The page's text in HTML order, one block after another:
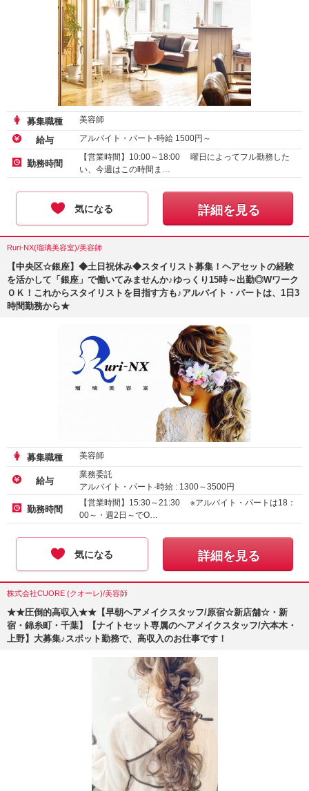
募集職種 美容師
給与 アルバイト・パート-時給 1500円～
勤務時間
【営業時間】10:00～18:00 曜日によってフル勤務した
い、今週はこの時間ま…
気になる 詳細を見る
Ruri-NX(瑠璃美容室)/美容師
【中央区☆銀座】◆土日祝休み◆スタイリスト募集！ヘアセットの経験
を活かして「銀座」で働いてみませんか♪ゆっくり15時～出勤◎Wワーク
ＯＫ！これからスタイリストを目指す方も♪アルバイト・パートは、1日3
時間勤務から★
募集職種 美容師
給与
業務委託
アルバイト・パート-時給 : 1300～3500円
勤務時間
【営業時間】15:30～21:30 ※アルバイト・パートは18：
00～・週2日～でO…
気になる 詳細を見る
株式会社CUORE (クオーレ)/美容師
★★圧倒的高収入★★【早朝ヘアメイクスタッフ/原宿☆新店舗☆・新
宿・錦糸町・千葉】【ナイトセット専属のヘアメイクスタッフ/六本木・
上野】大募集♪スポット勤務で、高収入のお仕事です！